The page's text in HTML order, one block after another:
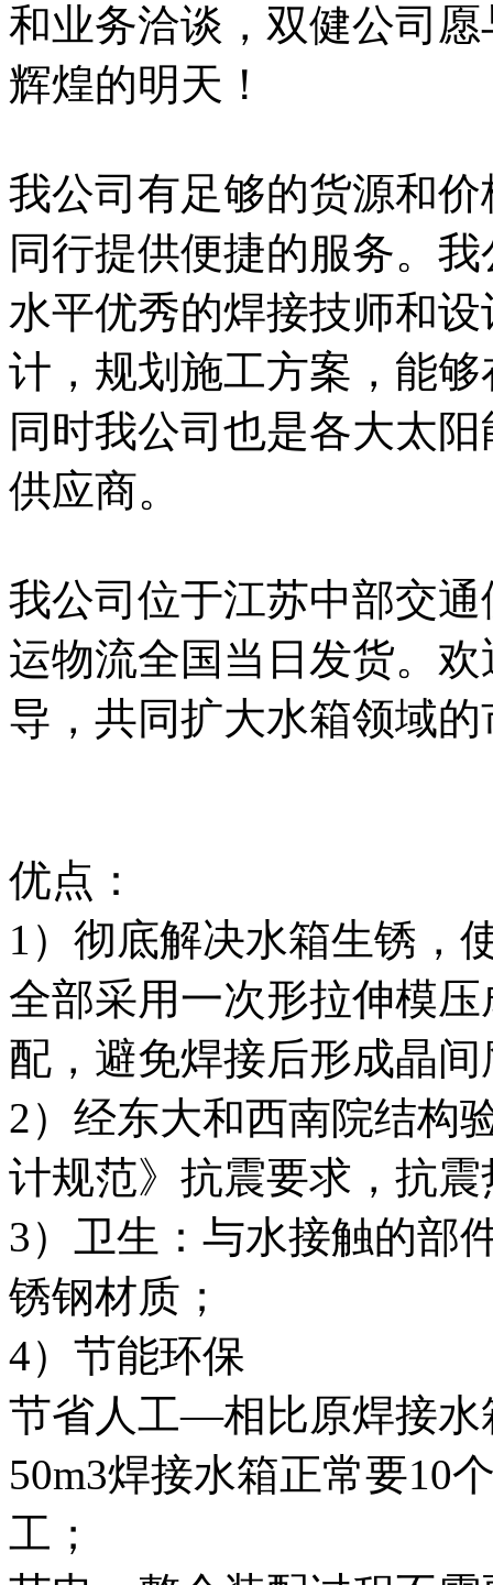
和业务洽谈，双健公司
辉煌的明天！
我公司有足够的货源和
同行提供便捷的服务。
水平优秀的焊接技师和
计，规划施工方案，能
同时我公司也是各大太
供应商。
我公司位于江苏中部交
运物流全国当日发货。
导，共同扩大水箱领域
优点：
1）彻底解决水箱生锈，
全部采用一次形拉伸模
配，避免焊接后形成晶
2）经东大和西南院结构
计规范》抗震要求，抗
3）卫生：与水接触的部
锈钢材质；
4）节能环保
节省人工—相比原焊接水
50m3焊接水箱正常要10
工；